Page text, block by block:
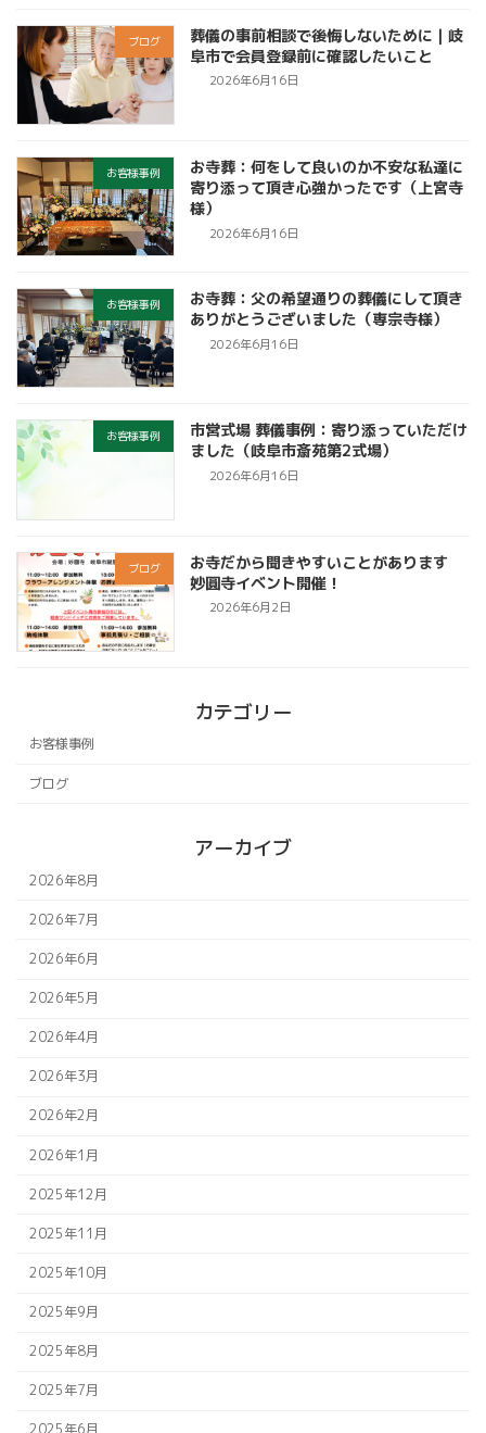
ブログ
葬儀の事前相談で後悔しないために｜岐
阜市で会員登録前に確認したいこと
2026年6月16日
お客様事例
お寺葬：何をして良いのか不安な私達に
寄り添って頂き心強かったです（上宮寺
様）
2026年6月16日
お客様事例
お寺葬：父の希望通りの葬儀にして頂き
ありがとうございました（専宗寺様）
2026年6月16日
お客様事例
市営式場 葬儀事例：寄り添っていただけ
ました（岐阜市斎苑第2式場）
2026年6月16日
ブログ
お寺だから聞きやすいことがあります
妙圓寺イベント開催！
2026年6月2日
カテゴリー
お客様事例
ブログ
アーカイブ
2026年8月
2026年7月
2026年6月
2026年5月
2026年4月
2026年3月
2026年2月
2026年1月
2025年12月
2025年11月
2025年10月
2025年9月
2025年8月
2025年7月